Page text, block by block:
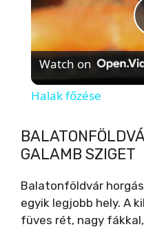
Watch on
Halak főzése
GALAMB SZIGET
Balatonföldvár
egyik legjobb hely. A
füves rét, nagy